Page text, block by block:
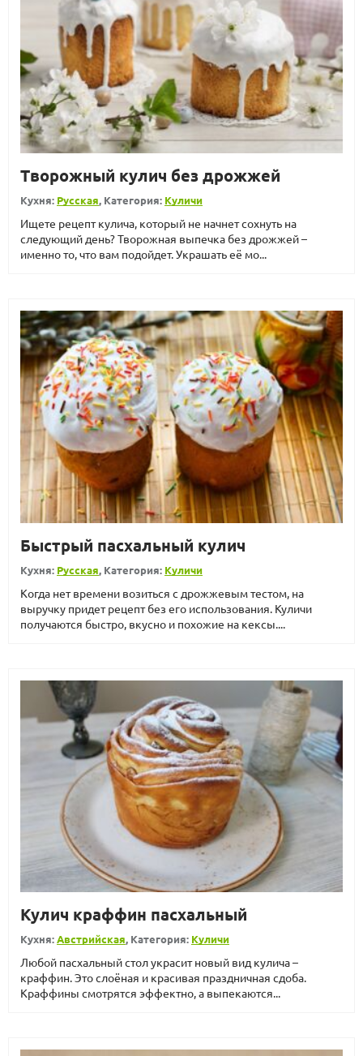
Творожный кулич без дрожжей
Кухня: Русская, Категория: Куличи
Ищете рецепт кулича, который не начнет сохнуть на
следующий день? Творожная выпечка без дрожжей –
именно то, что вам подойдет. Украшать её мо...
Быстрый пасхальный кулич
Кухня: Русская, Категория: Куличи
Когда нет времени возиться с дрожжевым тестом, на
выручку придет рецепт без его использования. Куличи
получаются быстро, вкусно и похожие на кексы....
Кулич краффин пасхальный
Кухня:Австрийская, Категория: Куличи
Любой пасхальный стол украсит новый вид кулича –
краффин. Это слоёная и красивая праздничная сдоба.
Краффины смотрятся эффектно, а выпекаются...